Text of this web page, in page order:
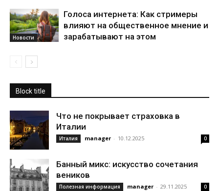
Новости
Голоса интернета: Как стримеры
влияют на общественное мнение и
зарабатывают на этом
Block title
Что не покрывает страховка в
Италии
Италия manager - 10.12.2025 0
Банный микс: искусство сочетания
веников
Полезная информация manager - 29.11.2025 0